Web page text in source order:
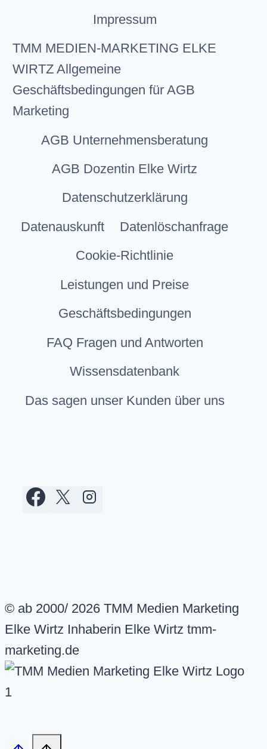
Impressum
TMM MEDIEN-MARKETING ELKE
WIRTZ Allgemeine
Geschäftsbedingungen für AGB
Marketing
AGB Unternehmensberatung
AGB Dozentin Elke Wirtz
Datenschutzerklärung
Datenauskunft
Datenlöschanfrage
Cookie-Richtlinie
Leistungen und Preise
Geschäftsbedingungen
FAQ Fragen und Antworten
Wissensdatenbank
Das sagen unser Kunden über uns
© ab 2000/ 2026 TMM Medien Marketing
Elke Wirtz Inhaberin Elke Wirtz tmm-
marketing.de